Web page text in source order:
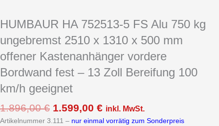
HUMBAUR HA 752513-5 FS Alu 750 kg
ungebremst 2510 x 1310 x 500 mm
offener Kastenanhänger vordere
Bordwand fest – 13 Zoll Bereifung 100
km/h geeignet
1.896,00€ 1.599,00 € inkl. MwSt.
Artikelnummer 3.111 – nur einmal vorrätig zum Sonderpreis